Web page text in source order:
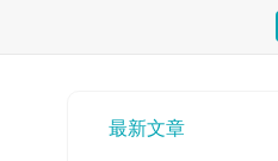
最新文章